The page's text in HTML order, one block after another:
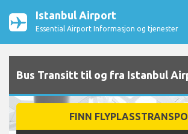
Istanbul Airport
Essential Airport Informasjon og tjenester
Bus Transitt til og fra Istanbul
FINN